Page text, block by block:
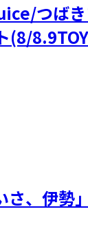
つばき
さ、伊勢